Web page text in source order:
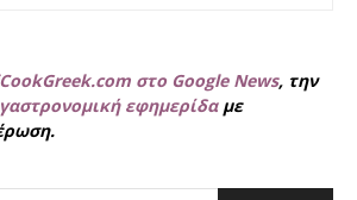
στο Google News, την
εφημερίδαμε